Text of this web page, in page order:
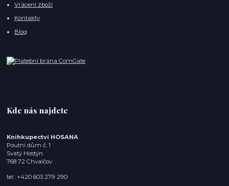
Vrácení zboží
Kontakty
Blog
Kde nás najdete
Knihkupectví HOSANA
Poutní dům č. 1
Svatý Hostýn
768 72 Chvalčov
tel.: +420 603 279 290